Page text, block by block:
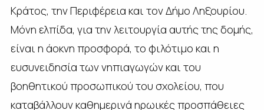
Κράτος, την Περιφέρεια και τον Δήμο Ληξουρίου.
Μόνη ελπίδα, για την λειτουργία αυτής της δομής,
είναι η άοκνη προσφορά, το φιλότιμο και η
ευσυνειδησία των νηπιαγωγών και του
βοηθητικού προσωπικού του σχολείου, που
καταβάλλουν καθημερινά ηρωικές προσπάθειες